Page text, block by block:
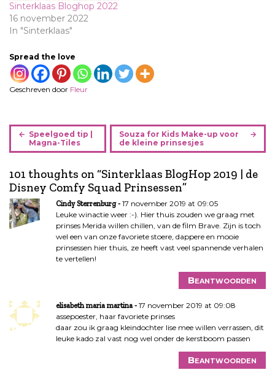
Sinterklaas Bloghop 2022
16 november 2022
In "Sinterklaas"
Spread the love
Geschreven door Fleur
B
r
i
c
h
t
n
t
i
e
Speelgoed tip |
Magna-Tiles
Souza for Kids Make-up voor
de kleine prinsesjes
101 thoughts on “Sinterklaas BlogHop 2019 | de
Disney Comfy Squad Prinsessen”
Cindy Sterrenburg
17 november 2019 at 09:05
Leuke winactie weer :-). Hier thuis zouden we graag met
prinses Merida willen chillen, van de film Brave. Zijn is toch
wel een van onze favoriete stoere, dappere en mooie
prinsessen hier thuis, ze heeft vast veel spannende verhalen
te vertellen!
Beantwoorden
elisabeth maria martina
17 november 2019 at 09:08
assepoester, haar favoriete prinses
daar zou ik graag kleindochter lise mee willen verrassen, dit
leuke kado zal vast nog wel onder de kerstboom passen
Beantwoorden